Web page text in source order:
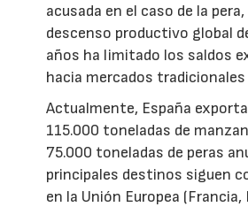
acusada en el caso de la
descenso productivo global
años ha limitado los saldos
hacia mercados tradicionales
Actualmente, España
115.000 toneladas de
75.000 toneladas de peras
principales destinos siguen
en la Unión Europea (Francia,